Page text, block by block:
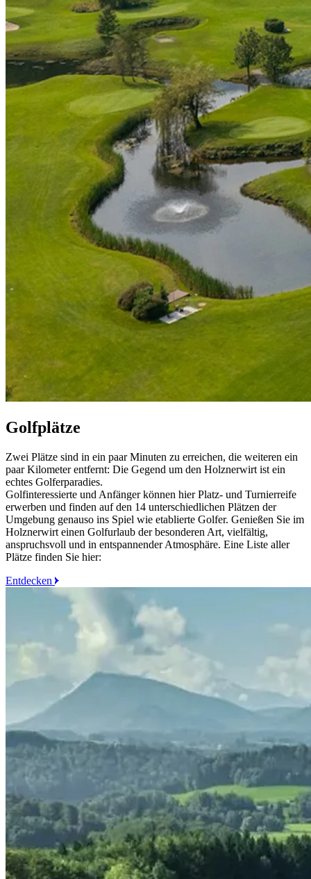
Golfplätze
Zwei Plätze sind in ein paar Minuten zu erreichen, die weiteren ein
paar Kilometer entfernt: Die Gegend um den Holznerwirt ist ein
echtes Golferparadies.
Golfinteressierte und Anfänger können hier Platz- und Turnierreife
erwerben und finden auf den 14 unterschiedlichen Plätzen der
Umgebung genauso ins Spiel wie etablierte Golfer. Genießen Sie im
Holznerwirt einen Golfurlaub der besonderen Art, vielfältig,
anspruchsvoll und in entspannender Atmosphäre. Eine Liste aller
Plätze finden Sie hier:
Entdecken